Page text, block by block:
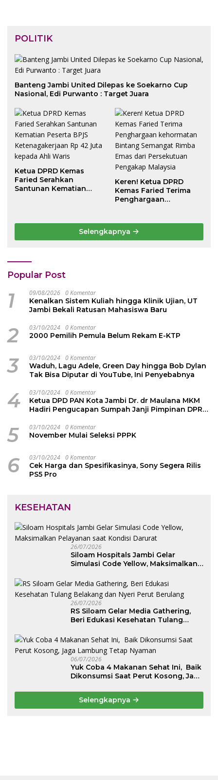
POLITIK
Banteng Jambi United Dilepas ke Soekarno Cup
Nasional, Edi Purwanto : Target Juara
Ketua DPRD Kemas
Faried Serahkan
Santunan Kematian
Keren! Ketua DPRD
Kemas Faried Terima
Penghargaan
dari Persekutuan
Pengakap Malaysia
Selengkapnya
Popular Post
1 09/08/2026 0 Komentar
Kenalkan Sistem Kuliah hingga Klinik Ujian, UT
Jambi Bekali Ratusan Mahasiswa Baru
2 03/10/2024 0 Komentar
2000 Pemilih Pemula Belum Rekam E-KTP
3 03/10/2024 0 Komentar
Waduh, Lagu Adele, Green Day hingga Bob Dylan
Tak Bisa Diputar di YouTube, Ini Penyebabnya
4 03/10/2024 0 Komentar
Ketua DPD PAN Kota Jambi Dr. dr Maulana MKM
Hadiri Pengucapan Sumpah Janji Pimpinan DPRD
5 03/10/2024 0 Komentar
November Mulai Seleksi PPPK
6 03/10/2024 0 Komentar
Cek Harga dan Spesifikasinya, Sony Segera Rilis
PS5 Pro
KESEHATAN
26/07/2026
Siloam Hospitals Jambi Gelar
Simulasi Code Yellow, Maksimalkan
26/07/2026
RS Siloam Gelar Media Gathering,
Beri Edukasi Kesehatan Tulang
06/07/2026
Yuk Coba 4 Makanan Sehat Ini, Baik
Dikonsumsi Saat Perut Kosong, Jaga
Selengkapnya